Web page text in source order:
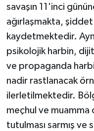
savaşın 11'inci
ağırlaşmakta, şiddet
kaydetmektedir.
psikolojik harbin,
ve propaganda
nadir rastlanacak
ilerletilmektedir.
meçhul ve muamma
tutulması sarmış ve